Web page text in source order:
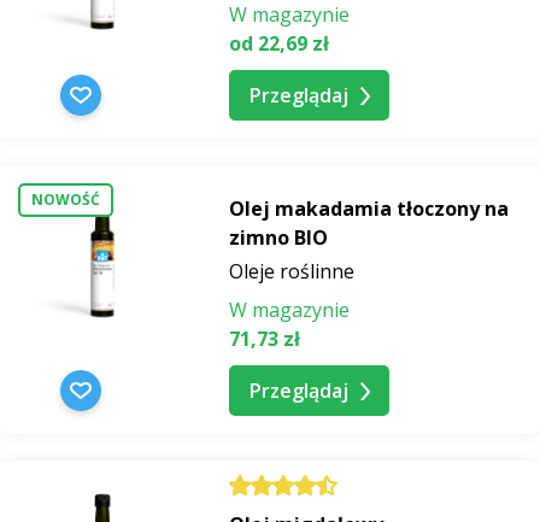
W magazynie
od 22,69 zł
Przeglądaj
NOWOŚĆ
Olej makadamia tłoczony na
zimno BIO
Oleje roślinne
W magazynie
71,73 zł
Przeglądaj